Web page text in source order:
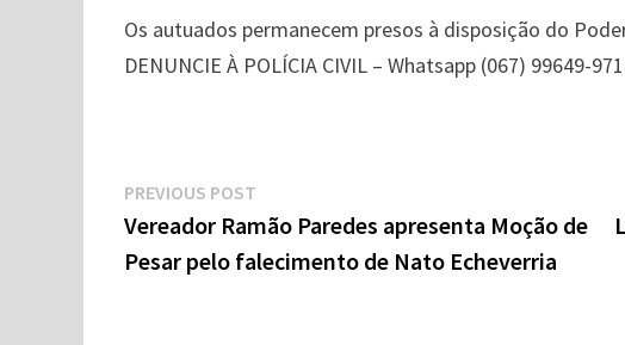
Os autuados permanecem presos à disposição do
DENUNCIE À POLÍCIA CIVIL – Whatsapp (067) 99649-
Navegação
de
Post
PREVIOUS POST
post:
Vereador Ramão Paredes apresenta Moção de
Pesar pelo falecimento de Nato Echeverria